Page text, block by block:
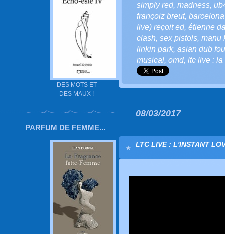
DES MOTS ET
DES MAUX !
PARFUM DE FEMME...
simply red, madness,
françoiz breut,
live) reçoit ed, étienne
clash, sex pistols, manu
linkin park, asian dub
musical, omd, ltc live : la
08/03/2017
LTC LIVE : L'INSTANT